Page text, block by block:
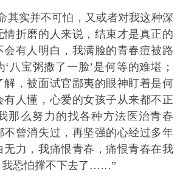
其实并不可怕，又或者对我这种深
情折磨的人来说，结束才是真正的
会有人明白，我满脸的青春痘被路
八宝粥撒了一脸’是何等的难堪；
解，被面试官鄙夷的眼神盯着是何
有人懂，心爱的女孩子从来都不正
那么努力的找各种方法医治青春
不曾消失过，再坚强的心经过多年
无力，我痛恨青春，痛恨青春在我
我恐怕撑不下去了……”